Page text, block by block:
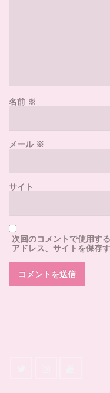
名前 ※
メール※
サイト
次回のコメントで使用す
アドレス、サイトを保存